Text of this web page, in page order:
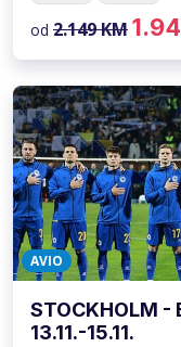
od 2.149 KM
AVIO
STOCKHOLM -
13.11.-15.11.